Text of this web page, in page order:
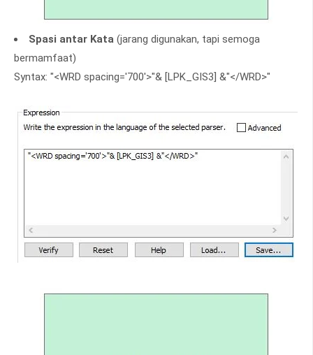
Spasi antar Kata (jarang digunakan, tapi semoga
bermamfaat)
Syntax: "<WRD spacing='700'>"& [LPK_GIS3] &"</WRD>"